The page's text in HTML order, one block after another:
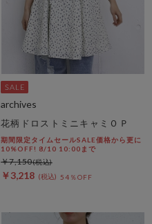
archives
花柄ドロストミニキャミＯＰ
期間限定タイムセールSALE価格から更に
10%OFF! 8/10 10:00まで
￥7,150
￥3,218 54％OFF